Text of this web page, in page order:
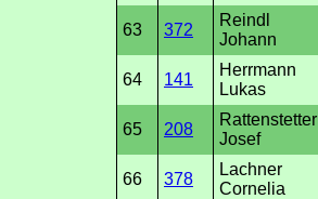
63 372
Reindl
Johann
64 141
Herrmann
Lukas
65 208
Rattenstetter
Josef
66 378
Lachner
Cornelia